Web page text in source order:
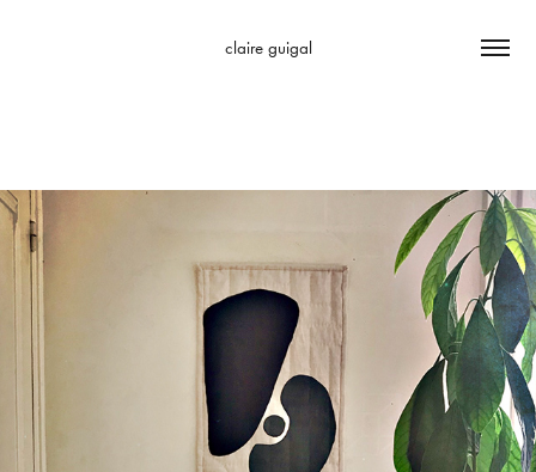
claire guigal